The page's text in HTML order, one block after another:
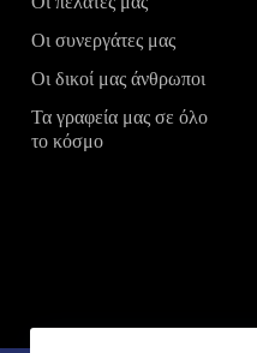
Οι συνεργάτες μας
Οι δικοί μας άνθρωποι
Τα γραφεία μας σε όλο
το κόσμο